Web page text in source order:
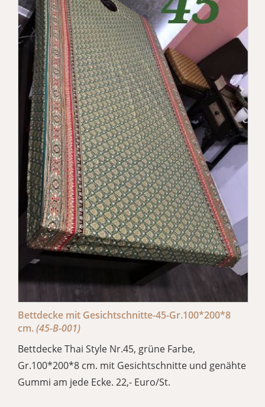
Bettdecke mit Gesichtschnitte-45-Gr.100*200*8
cm.(45-B-001)
Bettdecke Thai Style Nr.45, grüne Farbe,
Gr.100*200*8 cm. mit Gesichtschnitte und genähte
Gummi am jede Ecke. 22,- Euro/St.